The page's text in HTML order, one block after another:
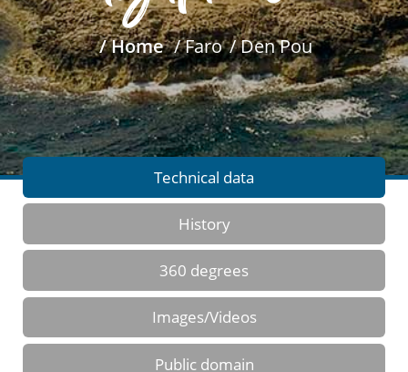
/ Home / Faro / Den Pou
Technical data
History
360 degrees
Images/Videos
Public domain